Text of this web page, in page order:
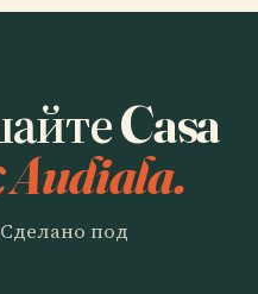
Casa
Audiala.
под